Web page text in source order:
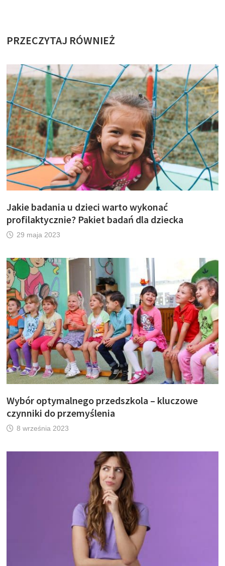
PRZECZYTAJ RÓWNIEŻ
Jakie badania u dzieci warto wykonać
profilaktycznie? Pakiet badań dla dziecka
29 maja 2023
Wybór optymalnego przedszkola – kluczowe
czynniki do przemyślenia
8 września 2023